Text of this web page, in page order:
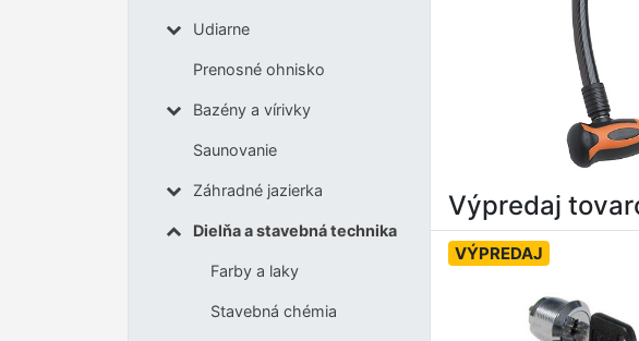
Udiarne
Prenosné ohnisko
Bazény a vírivky
Saunovanie
Záhradné jazierka
Dielňa a stavebná technika
Farby a laky
Stavebná chémia
Výpredaj
VÝPREDAJ